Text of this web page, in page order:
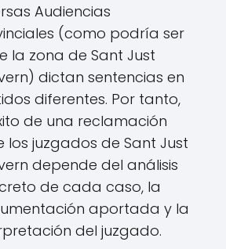
Audiencias
(como podría ser
la zona de Sant Just
dictan sentencias en
diferentes. Por tanto,
de una reclamación
los juzgados de Sant Just
depende del análisis
de cada caso, la
aportada y la
del juzgado.